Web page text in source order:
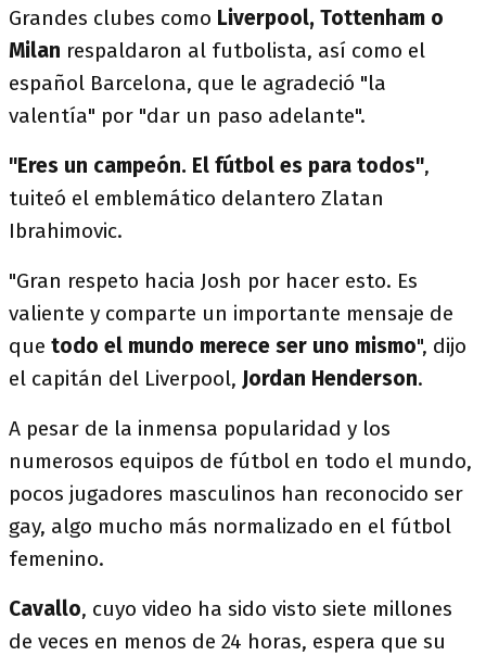
Grandes clubes como Liverpool, Tottenham o
Milan respaldaron al futbolista, así como el
español Barcelona, que le agradeció "la
valentía" por "dar un paso adelante".
"Eres un campeón. El fútbol es para todos",
tuiteó el emblemático delantero Zlatan
Ibrahimovic.
"Gran respeto hacia Josh por hacer esto. Es
valiente y comparte un importante mensaje de
que todo el mundo merece ser uno mismo", dijo
el capitán del Liverpool, Jordan Henderson.
A pesar de la inmensa popularidad y los
numerosos equipos de fútbol en todo el mundo,
pocos jugadores masculinos han reconocido ser
gay, algo mucho más normalizado en el fútbol
femenino.
Cavallo, cuyo video ha sido visto siete millones
de veces en menos de 24 horas, espera que su